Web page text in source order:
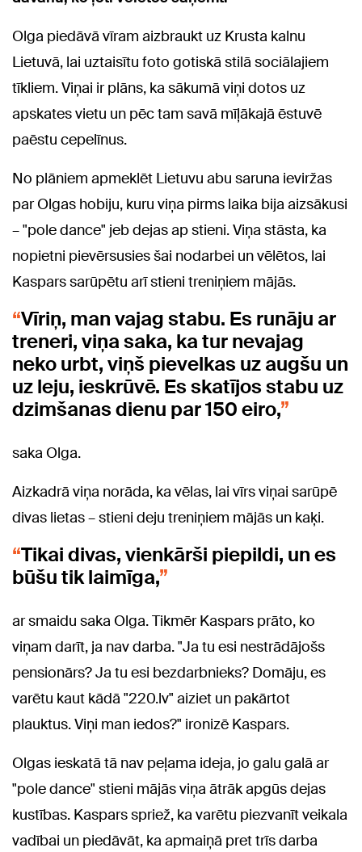
Olga piedāvā vīram aizbraukt uz Krusta kalnu
Lietuvā, lai uztaisītu foto gotiskā stilā sociālajiem
tīkliem. Viņai ir plāns, ka sākumā viņi dotos uz
apskates vietu un pēc tam savā mīļākajā ēstuvē
paēstu cepelīnus.
No plāniem apmeklēt Lietuvu abu saruna ieviržas
par Olgas hobiju, kuru viņa pirms laika bija aizsākusi
– "pole dance" jeb dejas ap stieni. Viņa stāsta, ka
nopietni pievērsusies šai nodarbei un vēlētos, lai
Kaspars sarūpētu arī stieni treniņiem mājās.
Vīriņ, man vajag stabu. Es runāju ar
treneri, viņa saka, ka tur nevajag
neko urbt, viņš pievelkas uz augšu un
uz leju, ieskrūvē. Es skatījos stabu uz
dzimšanas dienu par 150 eiro,
saka Olga.
Aizkadrā viņa norāda, ka vēlas, lai vīrs viņai sarūpē
divas lietas – stieni deju treniņiem mājās un kaķi.
Tikai divas, vienkārši piepildi, un es
būšu tik laimīga,
ar smaidu saka Olga. Tikmēr Kaspars prāto, ko
viņam darīt, ja nav darba. "Ja tu esi nestrādājošs
pensionārs? Ja tu esi bezdarbnieks? Domāju, es
varētu kaut kādā "220.lv" aiziet un pakārtot
plauktus. Viņi man iedos?" ironizē Kaspars.
Olgas ieskatā tā nav peļama ideja, jo galu galā ar
"pole dance" stieni mājās viņa ātrāk apgūs dejas
kustības. Kaspars spriež, ka varētu piezvanīt veikala
vadībai un piedāvāt, ka apmaiņā pret trīs darba